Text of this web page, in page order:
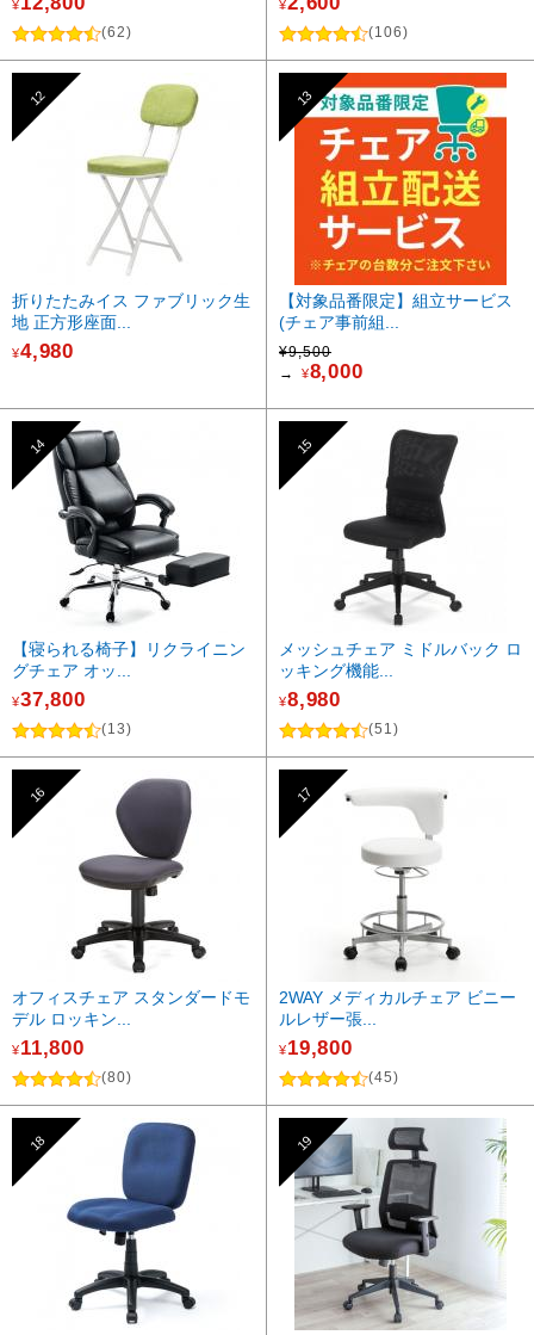
¥
(62)
¥
(106)
12
折りたたみイス ファブリック生
地 正方形座面...
¥4,980
13
【対象品番限定】組立サービス
(チェア事前組...
¥9,500
→ ¥8,000
14
【寝られる椅子】リクライニン
グチェア オッ...
¥37,800
(13)
15
メッシュチェア ミドルバック ロ
ッキング機能...
¥8,980
(51)
16
オフィスチェア スタンダードモ
デル ロッキン...
¥11,800
(80)
17
2WAY メディカルチェア ビニー
ルレザー張...
¥19,800
(45)
18 19